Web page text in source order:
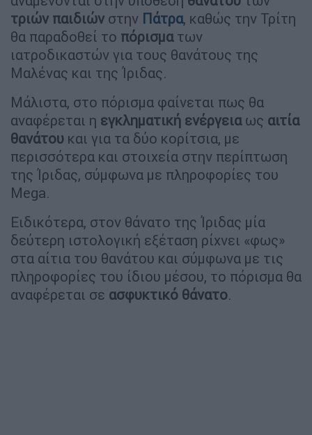
τριών παιδιών στην Πάτρα, καθώς την Τρίτη
θα παραδοθεί το πόρισματων
ιατροδικαστών για τους θανάτους της
Μαλένας και της Ίριδας.
Μάλιστα, στο πόρισμα φαίνεται πως θα
αναφέρεται η εγκληματική ενέργειαως αιτία
θανάτου και για τα δύο κορίτσια, με
περισσότερα και στοιχεία στην περίπτωση
της Ίριδας, σύμφωνα με πληροφορίες του
Mega.
Ειδικότερα, στον θάνατο της Ίριδας μία
δεύτερη ιστολογική εξέταση ρίχνει «φως»
στα αίτια του θανάτου και σύμφωνα με τις
πληροφορίες του ίδιου μέσου, το πόρισμα θα
αναφέρεται σε ασφυκτικό θάνατο.